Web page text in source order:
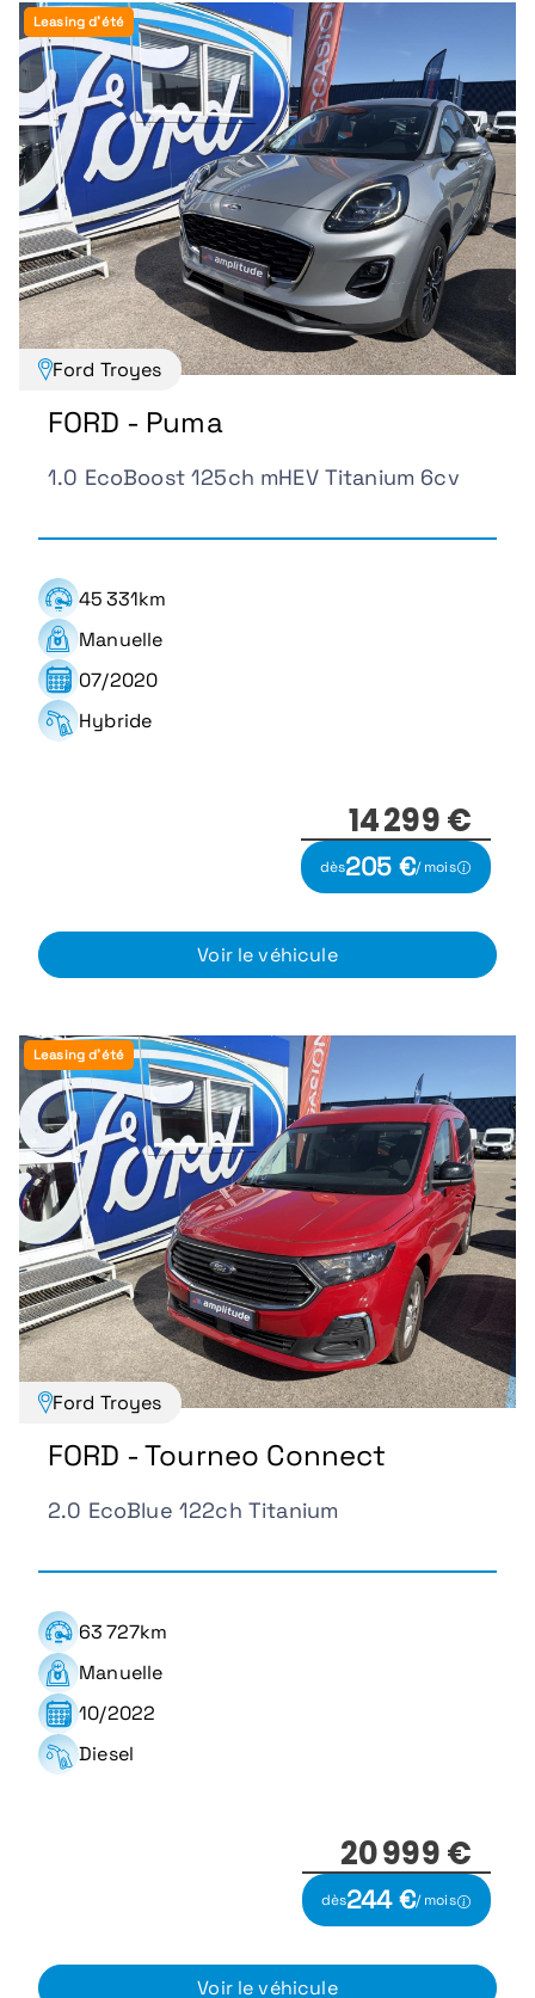
Leasing d'été
Ford Troyes
FORD - Puma
1.0 EcoBoost 125ch mHEV Titanium 6cv
45 331km
Manuelle
07/2020
Hybride
14 299 €
dès205 €/ mois
Voir le véhicule
Leasing d'été
Ford Troyes
FORD - Tourneo Connect
2.0 EcoBlue 122ch Titanium
63 727km
Manuelle
10/2022
Diesel
20 999 €
dès244 €/ mois
Voir le véhicule